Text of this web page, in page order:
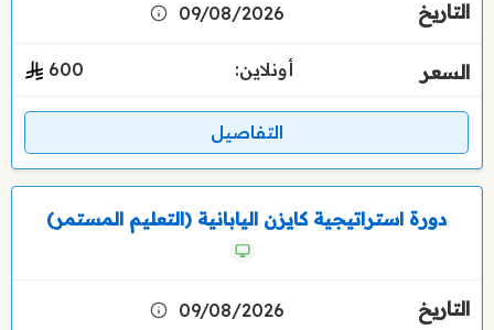
09/08/2026
أونلاين: 600
التفاصيل
دورة استراتيجية كايزن اليابانية (التعليم المستمر)
09/08/2026